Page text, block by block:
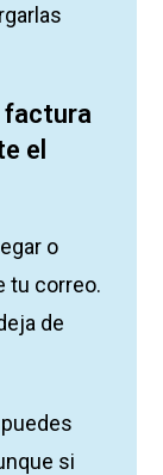
factura
el
o
tu correo.
de
si